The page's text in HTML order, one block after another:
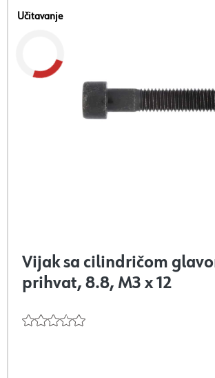
Učitavanje
Vijak sa cilindričom
prihvat, 8.8, M3 x 12